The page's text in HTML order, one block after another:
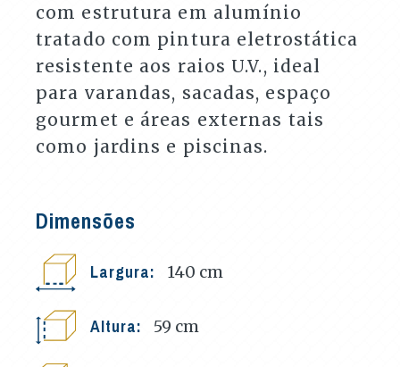
com estrutura em alumínio
tratado com pintura eletrostática
resistente aos raios U.V., ideal
para varandas, sacadas, espaço
gourmet e áreas externas tais
como jardins e piscinas.
Dimensões
Largura: 140 cm
Altura: 59 cm